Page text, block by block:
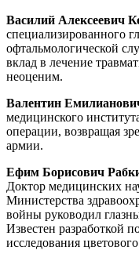
Василий Алексеевич
специализированного
офтальмологической
вклад в лечение
неоценим.
Валентин
медицинского
операции, возвращая
армии.
Ефим Борисович
Доктор медицинских
Министерства
войны руководил
Известен разработкой
исследования